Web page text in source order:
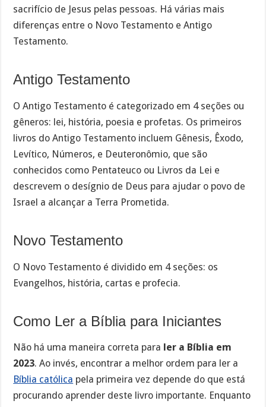
sacrifício de Jesus pelas pessoas. Há várias mais
diferenças entre o Novo Testamento e Antigo
Testamento.
Antigo Testamento
O Antigo Testamento é categorizado em 4 seções ou
gêneros: lei, história, poesia e profetas. Os primeiros
livros do Antigo Testamento incluem Gênesis, Êxodo,
Levítico, Números, e Deuteronômio, que são
conhecidos como Pentateuco ou Livros da Lei e
descrevem o desígnio de Deus para ajudar o povo de
Israel a alcançar a Terra Prometida.
Novo Testamento
O Novo Testamento é dividido em 4 seções: os
Evangelhos, história, cartas e profecia.
Como Ler a Bíblia para Iniciantes
Não há uma maneira correta para ler a Bíblia em
2023. Ao invés, encontrar a melhor ordem para ler a
Bíblia católica pela primeira vez depende do que está
procurando aprender deste livro importante. Enquanto